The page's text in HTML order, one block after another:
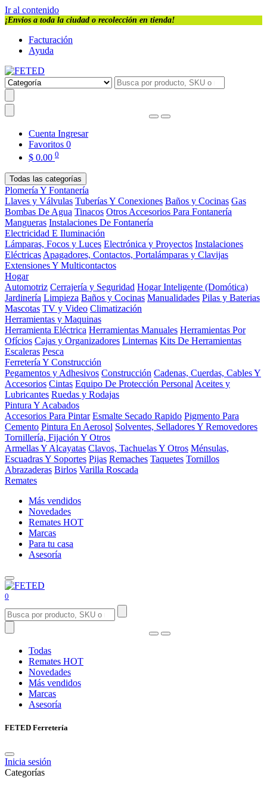
Ir al contenido
¡Envios a toda la ciudad o recolección en tienda!
Facturación
Ayuda
Cuenta Ingresar
Favoritos 0
$ 0.00 0
Todas las categorías
Plomería Y Fontanería
Llaves y Válvulas Tuberías Y Conexiones Baños y Cocinas Gas
Bombas De Agua Tinacos Otros Accesorios Para Fontanería
Mangueras Instalaciones De Fontanería
Electricidad E Iluminación
Lámparas, Focos y Luces Electrónica y Proyectos Instalaciones
Eléctricas Apagadores, Contactos, Portalámparas y Clavijas
Extensiones Y Multicontactos
Hogar
Automotriz Cerrajería y Seguridad Hogar Inteligente (Domótica)
Jardinería Limpieza Baños y Cocinas Manualidades Pilas y Baterias
Mascotas TV y Video Climatización
Herramientas y Maquinas
Herramienta Eléctrica Herramientas Manuales Herramientas Por
Ofícios Cajas y Organizadores Linternas Kits De Herramientas
Escaleras Pesca
Ferretería Y Construcción
Pegamentos y Adhesivos Construcción Cadenas, Cuerdas, Cables Y
Accesorios Cintas Equipo De Protección Personal Aceites y
Lubricantes Ruedas y Rodajas
Pintura Y Acabados
Accesorios Para Pintar Esmalte Secado Rapido Pigmento Para
Cemento Pintura En Aerosol Solventes, Selladores Y Removedores
Tornillería, Fijación Y Otros
Armellas Y Alcayatas Clavos, Tachuelas Y Otros Ménsulas,
Escuadras Y Soportes Pijas Remaches Taquetes Tornillos
Abrazaderas Birlos Varilla Roscada
Remates
Más vendidos
Novedades
Remates HOT
Marcas
Para tu casa
Asesoría
0
Todas
Remates HOT
Novedades
Más vendidos
Marcas
Asesoría
FETED Ferretería
Inicia sesión
Categorías